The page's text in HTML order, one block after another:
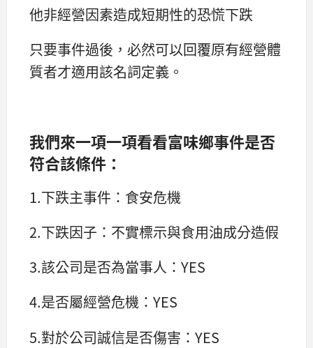
他非經營因素造成短期性的恐慌下跌
只要事件過後，必然可以回覆原有經營體
質者才適用該名詞定義。
我們來一項一項看看富味鄉事件是否
符合該條件：
1.下跌主事件：食安危機
2.下跌因子：不實標示與食用油成分造假
3.該公司是否為當事人：YES
4.是否屬經營危機：YES
5.對於公司誠信是否傷害：YES